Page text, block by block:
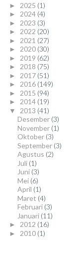
► 2025 (1)
► 2024 (4)
► 2023 (3)
► 2022 (20)
► 2021 (27)
► 2020 (30)
► 2019 (62)
► 2018 (75)
► 2017 (51)
► 2016 (149)
► 2015 (94)
► 2014 (19)
▼ 2013 (41)
Desember (3)
November (1)
Oktober (3)
September (3)
Agustus (2)
Juli (1)
Juni (3)
Mei (6)
April (1)
Maret (4)
Februari (3)
Januari (11)
► 2012 (16)
► 2010 (1)